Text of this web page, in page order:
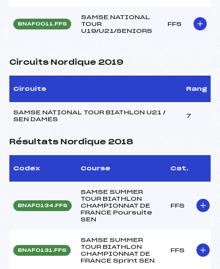
BNAF0011.FFS
SAMSE NATIONAL
TOUR
U19/U21/SENIORS
FFS
Circuits Nordique 2019
Circuits Rang
SAMSE NATIONAL TOUR BIATHLON U21 /
SEN DAMES
7
Résultats Nordique 2018
Codex Course Cat.
BNAF0134.FFS
SAMSE SUMMER
TOUR BIATHLON
CHAMPIONNAT DE
FRANCE Poursuite
SEN
FFS
BNAF0131.FFS
SAMSE SUMMER
TOUR BIATHLON
CHAMPIONNAT DE
FRANCE Sprint SEN
FFS